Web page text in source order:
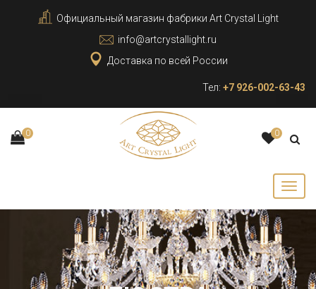
Официальный магазин фабрики Art Crystal Light
info@artcrystallight.ru
Доставка по всей России
Тел: +7 926-002-63-43
0 0